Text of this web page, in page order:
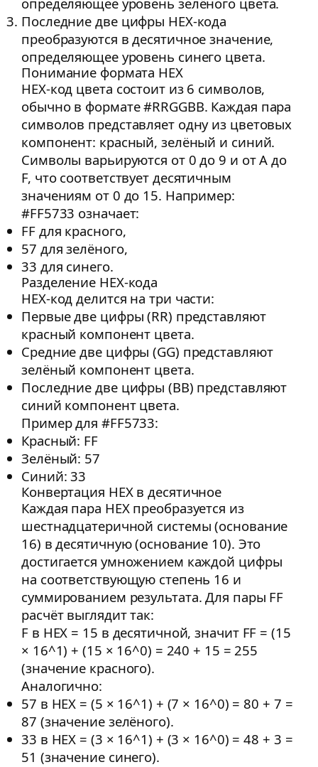
Последние две цифры HEX-кода
преобразуются в десятичное значение,
определяющее уровень синего цвета.
Понимание формата HEX
HEX-код цвета состоит из 6 символов,
обычно в формате #RRGGBB. Каждая пара
символов представляет одну из цветовых
компонент: красный, зелёный и синий.
Символы варьируются от 0 до 9 и от A до
F, что соответствует десятичным
значениям от 0 до 15. Например:
#FF5733 означает:
FF для красного,
57 для зелёного,
33 для синего.
Разделение HEX-кода
HEX-код делится на три части:
Первые две цифры (RR) представляют
красный компонент цвета.
Средние две цифры (GG) представляют
зелёный компонент цвета.
Последние две цифры (BB) представляют
синий компонент цвета.
Пример для #FF5733:
Красный: FF
Зелёный: 57
Синий: 33
Конвертация HEX в десятичное
Каждая пара HEX преобразуется из
шестнадцатеричной системы (основание
16) в десятичную (основание 10). Это
достигается умножением каждой цифры
на соответствующую степень 16 и
суммированием результата. Для пары FF
расчёт выглядит так:
F в HEX = 15 в десятичной, значит FF = (15
× 16^1) + (15 × 16^0) = 240 + 15 = 255
(значение красного).
Аналогично:
57 в HEX = (5 × 16^1) + (7 × 16^0) = 80 + 7 =
87 (значение зелёного).
33 в HEX = (3 × 16^1) + (3 × 16^0) = 48 + 3 =
51 (значение синего).